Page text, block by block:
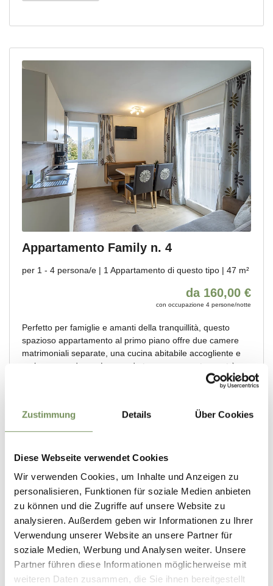
Zustimmung Details Über Cookies
Diese Webseite verwendet Cookies
Wir verwenden Cookies, um Inhalte und Anzeigen zu
personalisieren, Funktionen für soziale Medien anbieten
zu können und die Zugriffe auf unsere Website zu
analysieren. Außerdem geben wir Informationen zu Ihrer
Verwendung unserer Website an unsere Partner für
soziale Medien, Werbung und Analysen weiter. Unsere
Partner führen diese Informationen möglicherweise mit
weiteren Daten zusammen, die Sie ihnen bereitgestellt